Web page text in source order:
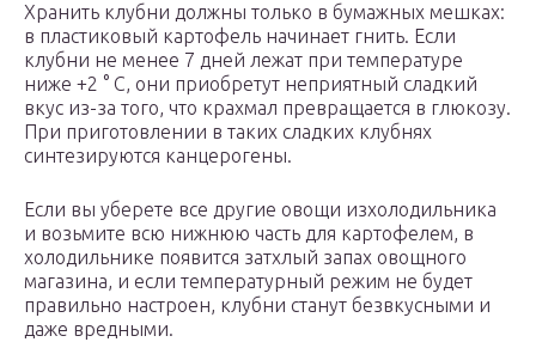
Хранить клубни должны только в бумажных мешках:
в пластиковый картофель начинает гнить. Если
клубни не менее 7 дней лежат при температуре
ниже +2 ° C, они приобретут неприятный сладкий
вкус из-за того, что крахмал превращается в глюкозу.
При приготовлении в таких сладких клубнях
синтезируются канцерогены.
Если вы уберете все другие овощи изхолодильника
и возьмите всю нижнюю часть для картофелем, в
холодильнике появится затхлый запах овощного
магазина, и если температурный режим не будет
правильно настроен, клубни станут безвкусными и
даже вредными.